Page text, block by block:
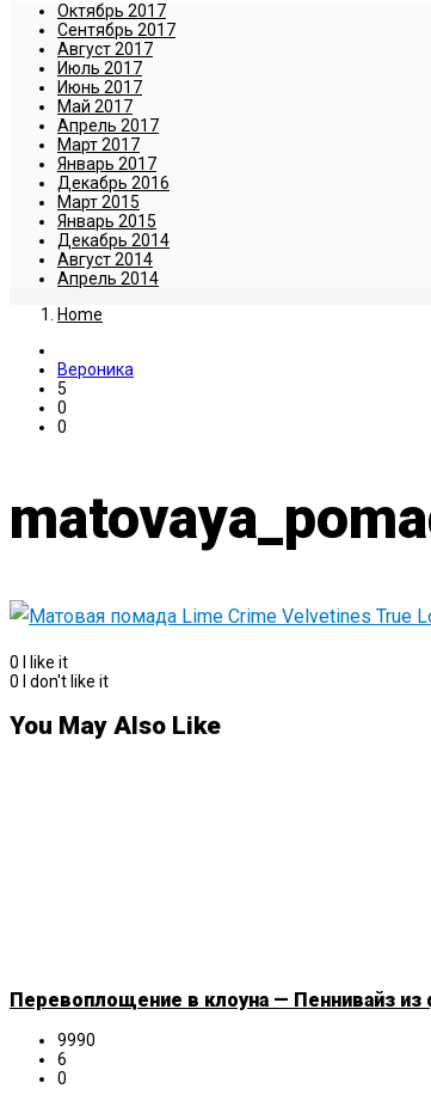
Октябрь 2017
Сентябрь 2017
Август 2017
Июль 2017
Июнь 2017
Май 2017
Апрель 2017
Март 2017
Январь 2017
Декабрь 2016
Март 2015
Январь 2015
Декабрь 2014
Август 2014
Апрель 2014
Home
Вероника
5
0
0
0
I like it
0
I don't like it
You May Also Like
Перевоплощение в клоуна — Пеннивайз
9990
6
0